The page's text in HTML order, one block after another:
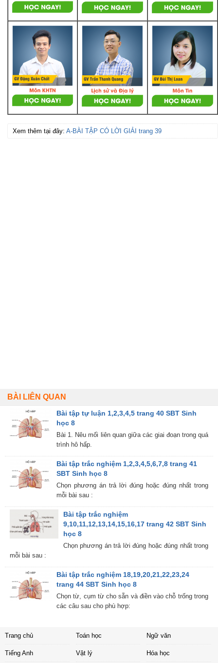
Xem thêm tại đây: A-BÀI TẬP CÓ LỜI GIẢI trang 39
BÀI LIÊN QUAN
Bài tập tự luận 1,2,3,4,5 trang 40 SBT Sinh
học 8
Bài 1. Nêu mối liên quan giữa các giai đoạn trong quá
trình hô hấp.
Bài tập trắc nghiệm 1,2,3,4,5,6,7,8 trang 41
SBT Sinh học 8
Chọn phương án trả lời đúng hoặc đúng nhất trong
mỗi bài sau :
Bài tập trắc nghiệm
9,10,11,12,13,14,15,16,17 trang 42 SBT Sinh
học 8
Chọn phương án trả lời đúng hoặc đúng nhất trong
mỗi bài sau :
Bài tập trắc nghiệm 18,19,20,21,22,23,24
trang 44 SBT Sinh học 8
Chọn từ, cụm từ cho sẵn và điền vào chỗ trống trong
các câu sau cho phù hợp:
Trang chủ Toán học Ngữ văn
Tiếng Anh Vật lý Hóa học